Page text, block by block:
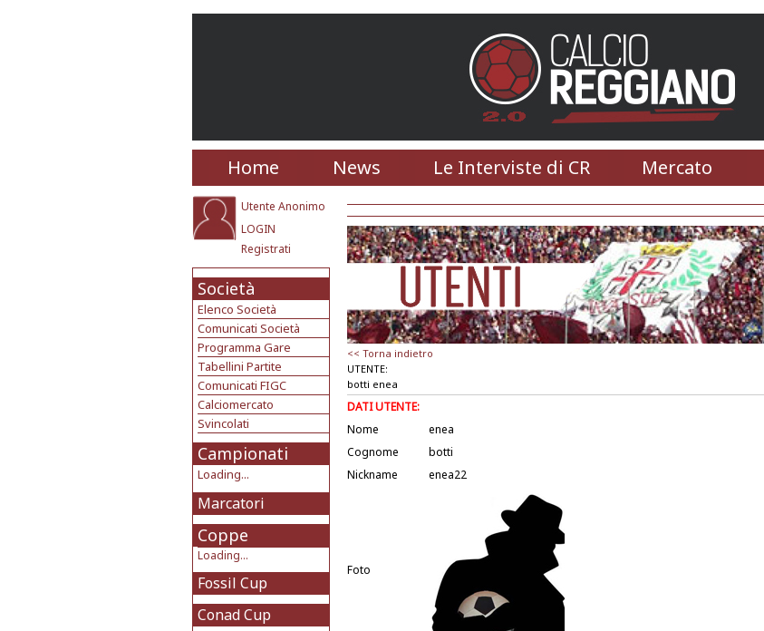
Home News Le Interviste di CR Mercato
Utente Anonimo
LOGIN
Registrati
Società
Elenco Società
Comunicati Società
Programma Gare
Tabellini Partite
Comunicati FIGC
Calciomercato
Svincolati
Campionati
Loading...
Marcatori
Coppe
Loading...
Fossil Cup
Conad Cup
<< Torna indietro
UTENTE:
botti enea
DATI UTENTE:
Nome
enea
Cognome
botti
Nickname
enea22
Foto